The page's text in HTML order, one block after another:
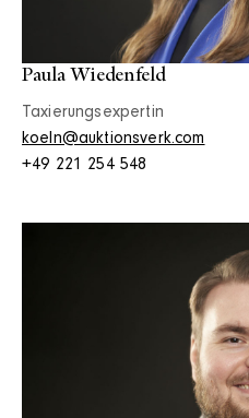
Paula Wiedenfeld
Taxierungsexpertin
koeln@auktionsverk.com
+49 221 254 548